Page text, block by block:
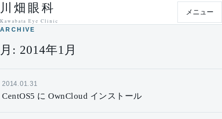
本文へ移動
川畑眼科
Kawabata Eye Clinic
メニュー
ARCHIVE
月: 2014年1月
2014.01.31
CentOS5 に OwnCloud インストール